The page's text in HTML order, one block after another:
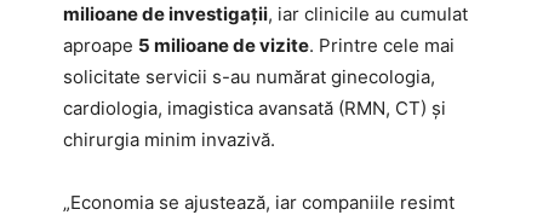
milioane de investigații, iar clinicile au cumulat
aproape 5 milioane de vizite. Printre cele mai
solicitate servicii s-au numărat ginecologia,
cardiologia, imagistica avansată (RMN, CT) și
chirurgia minim invazivă.
„Economia se ajustează, iar companiile resimt